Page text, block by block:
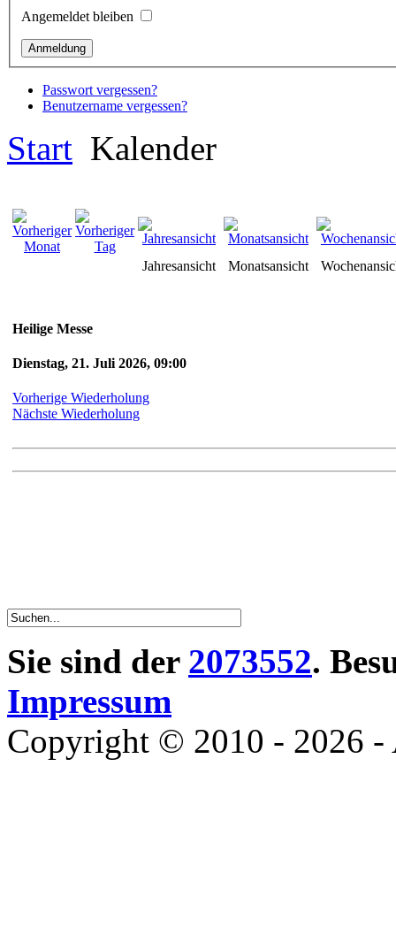
Angemeldet bleiben
Passwort vergessen?
Benutzername vergessen?
Start Kalender
Jahresansicht Monatsansicht
Heilige Messe
Dienstag, 21. Juli 2026, 09:00
Vorherige Wiederholung
Nächste Wiederholung
Sie sind der 2073552.
Impressum
Copyright © 2010 - 2026 -